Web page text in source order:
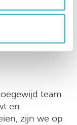
team
en
zijn we op